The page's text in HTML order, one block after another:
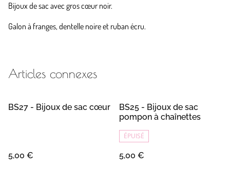
Bijoux de sac avec gros cœur noir.
Galon à franges, dentelle noire et ruban écru.
Articles connexes
BS27 - Bijoux de sac cœur
5,00 €
BS25 - Bijoux de sac
pompon à chaînettes
ÉPUISÉ
5,00 €